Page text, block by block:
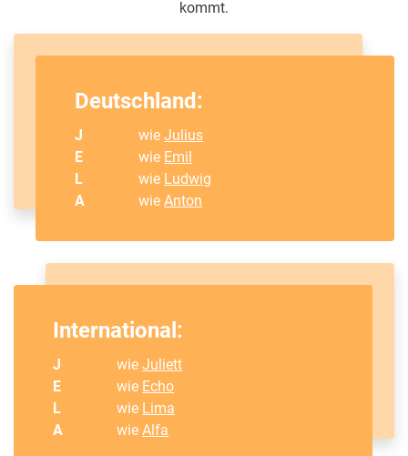
kommt.
Deutschland:
J wieJulius
E
wie Emil
L
wie Ludwig
A
wieAnton
International:
J wieJuliett
E
wie Echo
L
wie Lima
A
wieAlfa